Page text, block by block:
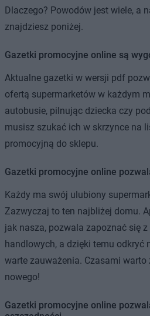
Dlaczego? Powodów jest wiele, a
znajdziesz poniżej.
Gazetki promocyjne online są
Aktualne gazetki w wersji pdf
ofertą supermarketów w każdym
autobusie, pilnując dziecka czy
musisz szukać ich w skrzynce na
promocyjną do sklepu.
Gazetki promocyjne online
Każdy ma swój ulubiony
Zazwyczaj to ten najbliżej domu.
jak nasza, pozwala zapoznać się
handlowych, a dzięki temu odkryć
warte zauważenia. Czasami
nowego!
Gazetki promocyjne online